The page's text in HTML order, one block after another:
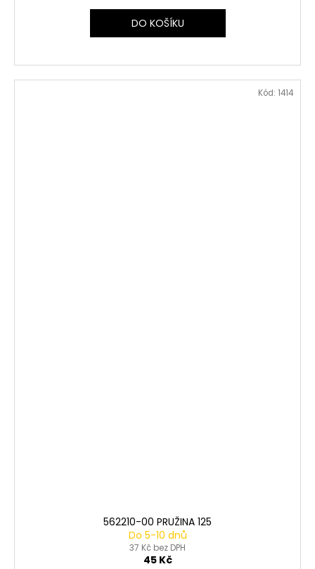
DO KOŠÍKU
562210-00 PRUŽINA 125
Do 5-10 dnů
37 Kč bez DPH
45 Kč
Kód: 1414